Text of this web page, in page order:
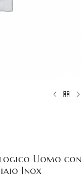
Uomo con
Inox